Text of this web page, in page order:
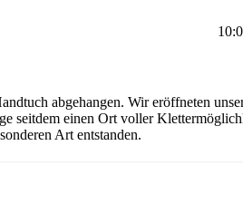
abgehangen. Wir eröffneten
seitdem einen Ort voller
Art entstanden.